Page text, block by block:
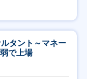
タント～マネー
で上場